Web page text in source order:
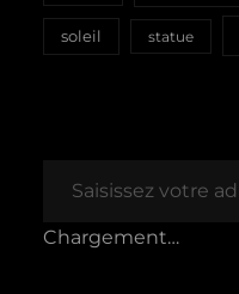
soleil statue
Chargement…